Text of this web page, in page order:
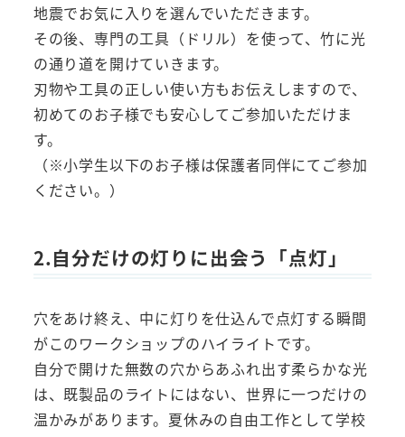
地震でお気に入りを選んでいただきます。
その後、専門の工具（ドリル）を使って、竹に光
の通り道を開けていきます。
刃物や工具の正しい使い方もお伝えしますので、
初めてのお子様でも安心してご参加いただけま
す。
（※小学生以下のお子様は保護者同伴にてご参加
ください。）
2.自分だけの灯りに出会う「点灯」
穴をあけ終え、中に灯りを仕込んで点灯する瞬間
がこのワークショップのハイライトです。
自分で開けた無数の穴からあふれ出す柔らかな光
は、既製品のライトにはない、世界に一つだけの
温かみがあります。夏休みの自由工作として学校